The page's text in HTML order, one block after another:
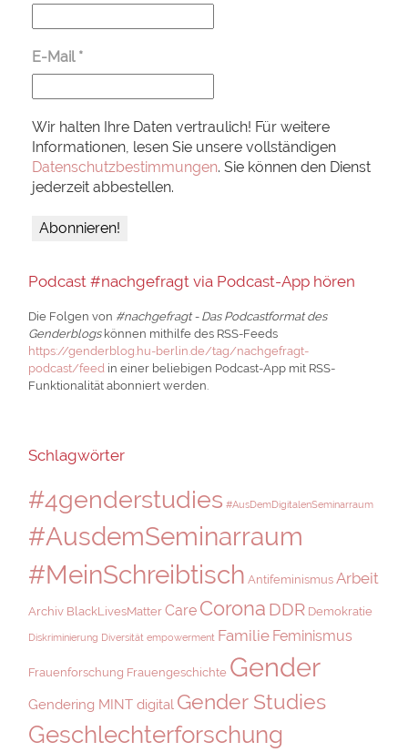
E-Mail *
Wir halten Ihre Daten vertraulich! Für weitere
Informationen, lesen Sie unsere vollständigen
Datenschutzbestimmungen. Sie können den Dienst
jederzeit abbestellen.
Podcast #nachgefragt via Podcast-App hören
Die Folgen von #nachgefragt - Das Podcastformat des
Genderblogskönnen mithilfe des RSS-Feeds
https://genderblog.hu-berlin.de/tag/nachgefragt-
podcast/feed in einer beliebigen Podcast-App mit RSS-
Funktionalität abonniert werden.
Schlagwörter
#4genderstudies #AusDemDigitalenSeminarraum
#AusdemSeminarraum
#MeinSchreibtisch Antifeminismus Arbeit
Archiv BlackLivesMatter Care Corona DDR Demokratie
Diskriminierung Diversität empowerment Familie Feminismus
Frauenforschung Frauengeschichte Gender
Gendering MINT digital Gender Studies
Geschlechterforschung